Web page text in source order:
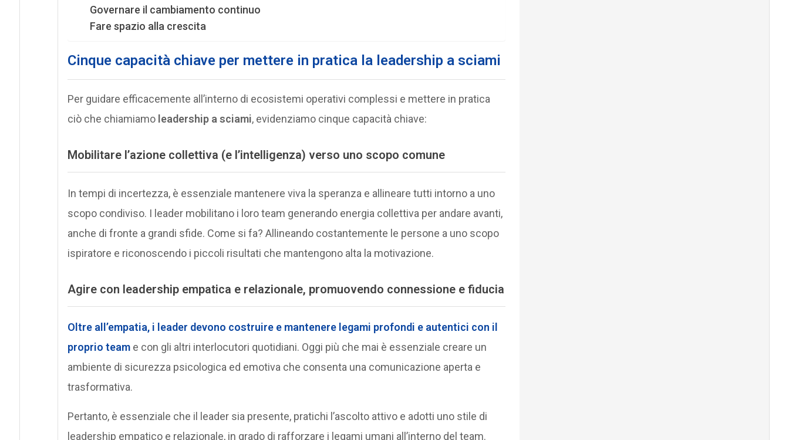
Governare il cambiamento continuo
Fare spazio alla crescita
Cinque capacità chiave per mettere in pratica la leadership a sciami
Per guidare efficacemente all’interno di ecosistemi operativi complessi e mettere in pratica
ciò che chiamiamo leadership a sciami, evidenziamo cinque capacità chiave:
Mobilitare l’azione collettiva (e l’intelligenza) verso uno scopo comune
In tempi di incertezza, è essenziale mantenere viva la speranza e allineare tutti intorno a uno
scopo condiviso. I leader mobilitano i loro team generando energia collettiva per andare avanti,
anche di fronte a grandi sfide. Come si fa? Allineando costantemente le persone a uno scopo
ispiratore e riconoscendo i piccoli risultati che mantengono alta la motivazione.
Agire con leadership empatica e relazionale, promuovendo connessione e fiducia
Oltre all’empatia, i leader devono costruire e mantenere legami profondi e autentici con il
proprio teame con gli altri interlocutori quotidiani. Oggi più che mai è essenziale creare un
ambiente di sicurezza psicologica ed emotiva che consenta una comunicazione aperta e
trasformativa.
Pertanto, è essenziale che il leader sia presente, pratichi l’ascolto attivo e adotti uno stile di
leadership empatico e relazionale, in grado di rafforzare i legami umani all’interno del team.